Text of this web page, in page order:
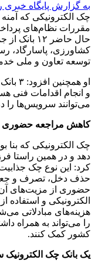
به گزارش پایگاه خبری
چک الکترونیکی که آمنه
مقررات نظام‌های
حال حاضر
کشاورزی، پاسارگاد،
توسعه تعاون و ملی
او
و انجام اقدامات فنی
می‌توانند سرویس‌ها را
کاهش مراجعه حضوری
چک الکترونیکی که
دهد و در همین راستا
کرد: این نوع چک
حذف دخل، تصرف و
حضوری از مزیت‌های
الکترونیکی و
هزینه‌های مبادلاتی
را می‌تواند به همراه
کشور کمک کنند.
یک بانک چک الکترونیک